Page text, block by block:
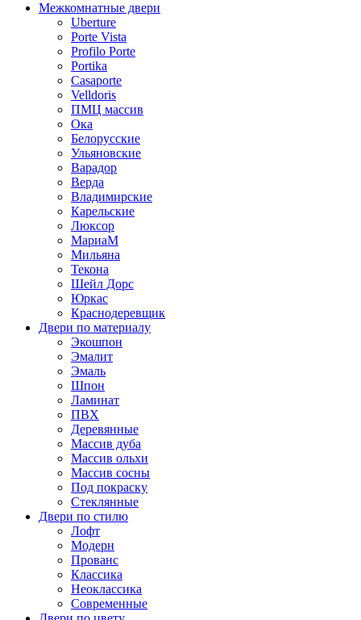
Межкомнатные двери
Uberture
Porte Vista
Profilo Porte
Portika
Casaporte
Velldoris
ПМЦ массив
Ока
Белорусские
Ульяновские
Варадор
Верда
Владимирские
Карельские
Люксор
МариаМ
Мильяна
Текона
Шейл Дорс
Юркас
Краснодеревщик
Двери по материалу
Экошпон
Эмалит
Эмаль
Шпон
Ламинат
ПВХ
Деревянные
Массив дуба
Массив ольхи
Массив сосны
Под покраску
Стеклянные
Двери по стилю
Лофт
Модерн
Прованс
Классика
Неоклассика
Современные